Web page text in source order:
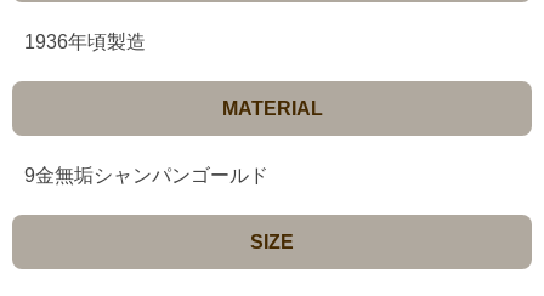
1936年頃製造
MATERIAL
9金無垢シャンパンゴールド
SIZE